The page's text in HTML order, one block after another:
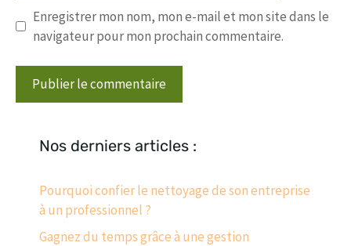
Enregistrer mon nom, mon e-mail et mon site dans le
navigateur pour mon prochain commentaire.
Nos derniers articles :
Pourquoi confier le nettoyage de son entreprise
à un professionnel ?
Gagnez du temps grâce à une gestion